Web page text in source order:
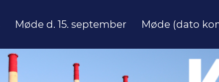
Møde d. 15. september Møde (dato